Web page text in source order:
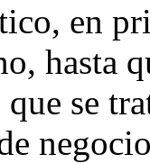
en
hasta
se